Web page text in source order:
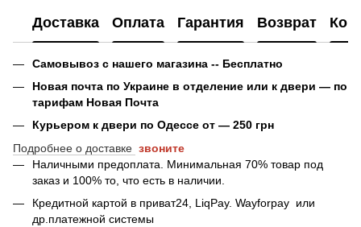
Доставка Оплата Гарантия Возврат
Самовывоз с нашего магазина -- Бесплатно
Новая почта по Украине в отделение или к двери — по
тарифам Новая Почта
Курьером к двери по Одессе от — 250 грн
Подробнее о доставке звоните
Наличными предоплата. Минимальная 70% товар под
заказ и 100% то, что есть в наличии.
Кредитной картой в приват24, LiqPay. Wayforpay или
др.платежной системы